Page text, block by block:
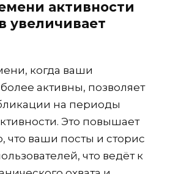
активности
увеличивает
когда ваши
активны, позволяет
на периоды
Это повышает
что ваши посты и сторис
что ведёт к